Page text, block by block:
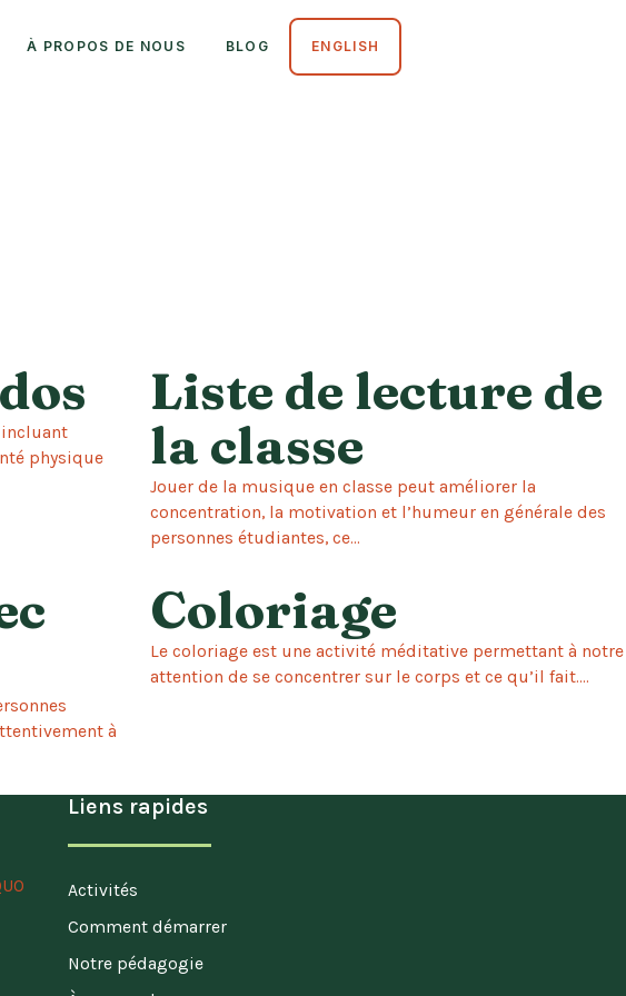
À PROPOS DE NOUS BLOG ENGLISH
incluant
physique
Liste de lecture de
la classe
Jouer de la musique en classe peut améliorer la
concentration, la motivation et l’humeur en générale des
personnes étudiantes, ce...
à
Coloriage
Le coloriage est une activité méditative permettant à notre
attention de se concentrer sur le corps et ce qu’il fait....
Liens rapides
Activités
Comment démarrer
Notre pédagogie